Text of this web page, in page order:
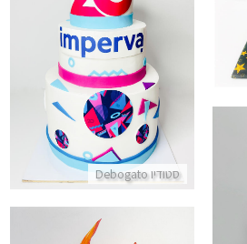
סטודיו Debogato
עוגת קומות במיתוג עסקי
התקשר/י
שופינג והלו קיטי